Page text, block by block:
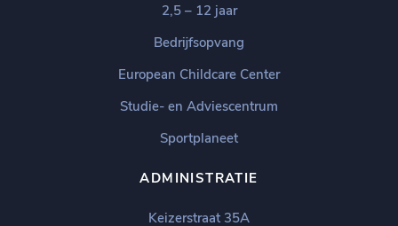
2,5 – 12 jaar
Bedrijfsopvang
European Childcare Center
Studie- en Adviescentrum
Sportplaneet
ADMINISTRATIE
Keizerstraat 35A